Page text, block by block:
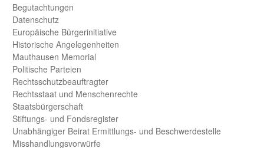
Begut­achtungen
Daten­schutz
Europäische Bürger­initiative
Historische Angelegen­heiten
Mauthausen Memorial
Politische Parteien
Rechts­schutz­beauftragter
Rechts­staat und Menschen­rechte
Staats­bürger­schaft
Stiftungs- und Fonds­register
Unab­hängiger Beirat Ermittlungs- und Beschwerde­stelle
Misshandlungs­vorwürfe